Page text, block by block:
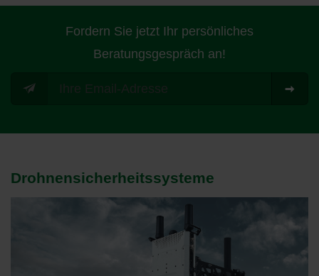
Fordern Sie jetzt Ihr persönliches
Beratungsgespräch an!
Drohnensicherheitssysteme